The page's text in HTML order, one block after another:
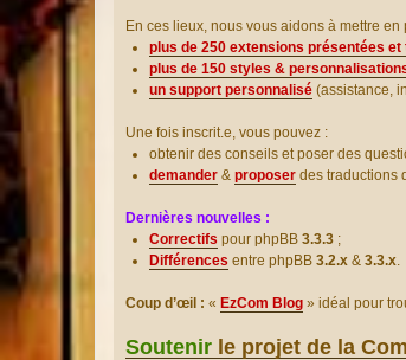
En ces lieux, nous vous aidons à mettre
plus de 250 extensions présentées et
plus de 150 styles &
un support personnalisé (assistance,
Une fois inscrit.e, vous pouvez :
obtenir des conseils et poser des
demander & proposer des traductions
Dernières nouvelles :
Correctifs pour phpBB 3.3.3 ;
Différences entre phpBB 3.2.x & 3.3.x.
Coup d’œil : « EzCom Blog » idéal pour
Soutenir le projet de la